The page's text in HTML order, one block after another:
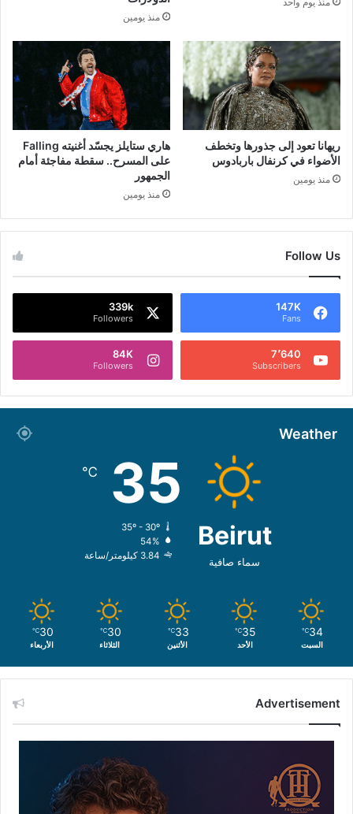
منذ يومين
ريهانا تعود إلى جذورها وتخطف
الأضواء في كرنفال باربادوس
منذ يومين
هاري ستايلز يجسّد أغنيته Falling
على المسرح.. سقطة مفاجئة أمام
الجمهور
منذ يومين
Follow Us
147K
Fans
339k
Followers
7٬640
Subscribers
84K
Followers
Weather
Beirut
سماء صافية
35
℃
35º - 30º
54%
3.84 كيلومتر/ساعة
34
℃
السبت
35
℃
الأحد
33
℃
الأثنين
30
℃
الثلاثاء
30
℃
الأربعاء
Advertisement